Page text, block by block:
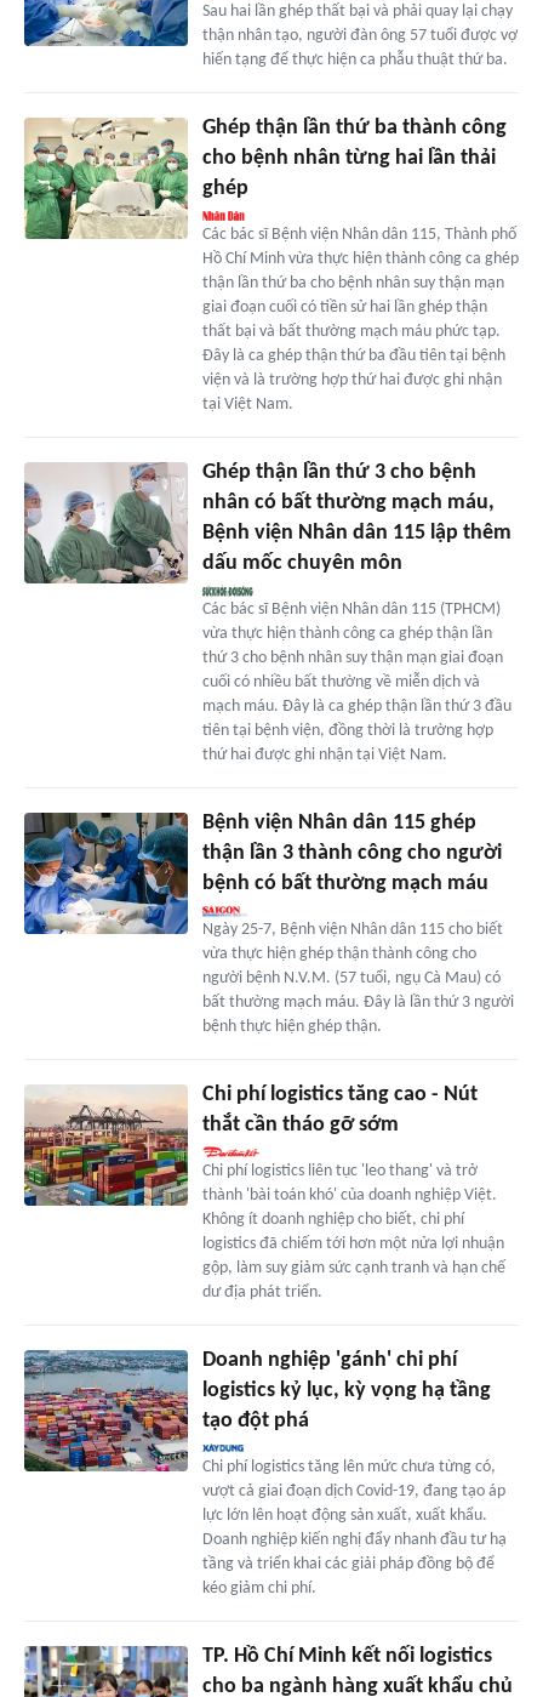
Sau hai lần ghép thất bại và phải quay lại chạy
thận nhân tạo, người đàn ông 57 tuổi được vợ
hiến tạng để thực hiện ca phẫu thuật thứ ba.
Ghép thận lần thứ ba thành công
cho bệnh nhân từng hai lần thải
ghép
Các bác sĩ Bệnh viện Nhân dân 115, Thành phố
Hồ Chí Minh vừa thực hiện thành công ca ghép
thận lần thứ ba cho bệnh nhân suy thận mạn
giai đoạn cuối có tiền sử hai lần ghép thận
thất bại và bất thường mạch máu phức tạp.
Đây là ca ghép thận thứ ba đầu tiên tại bệnh
viện và là trường hợp thứ hai được ghi nhận
tại Việt Nam.
Ghép thận lần thứ 3 cho bệnh
nhân có bất thường mạch máu,
Bệnh viện Nhân dân 115 lập thêm
dấu mốc chuyên môn
Các bác sĩ Bệnh viện Nhân dân 115 (TPHCM)
vừa thực hiện thành công ca ghép thận lần
thứ 3 cho bệnh nhân suy thận mạn giai đoạn
cuối có nhiều bất thường về miễn dịch và
mạch máu. Đây là ca ghép thận lần thứ 3 đầu
tiên tại bệnh viện, đồng thời là trường hợp
thứ hai được ghi nhận tại Việt Nam.
Bệnh viện Nhân dân 115 ghép
thận lần 3 thành công cho người
bệnh có bất thường mạch máu
Ngày 25-7, Bệnh viện Nhân dân 115 cho biết
vừa thực hiện ghép thận thành công cho
người bệnh N.V.M. (57 tuổi, ngụ Cà Mau) có
bất thường mạch máu. Đây là lần thứ 3 người
bệnh thực hiện ghép thận.
Chi phí logistics tăng cao - Nút
thắt cần tháo gỡ sớm
Chi phí logistics liên tục 'leo thang' và trở
thành 'bài toán khó' của doanh nghiệp Việt.
Không ít doanh nghiệp cho biết, chi phí
logistics đã chiếm tới hơn một nửa lợi nhuận
gộp, làm suy giảm sức cạnh tranh và hạn chế
dư địa phát triển.
Doanh nghiệp 'gánh' chi phí
logistics kỷ lục, kỳ vọng hạ tầng
tạo đột phá
Chi phí logistics tăng lên mức chưa từng có,
vượt cả giai đoạn dịch Covid-19, đang tạo áp
lực lớn lên hoạt động sản xuất, xuất khẩu.
Doanh nghiệp kiến nghị đẩy nhanh đầu tư hạ
tầng và triển khai các giải pháp đồng bộ để
kéo giảm chi phí.
TP. Hồ Chí Minh kết nối logistics
cho ba ngành hàng xuất khẩu chủ